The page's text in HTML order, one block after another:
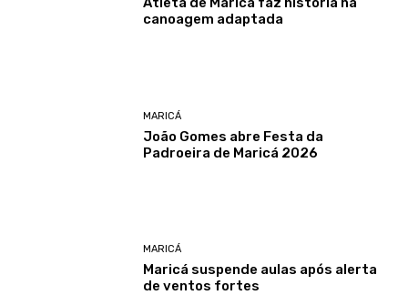
canoagem adaptada
MARICÁ
João Gomes abre Festa da
Padroeira de Maricá 2026
MARICÁ
Maricá suspende aulas após alerta
de ventos fortes